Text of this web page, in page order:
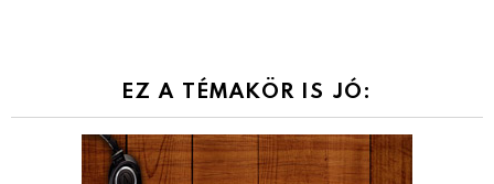
EZ A TÉMAKÖR IS JÓ: